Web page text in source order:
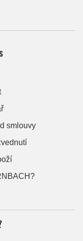
smlouvy